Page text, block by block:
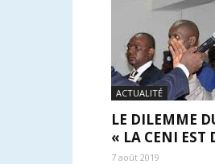
ACTUALITÉ
LE DILEMME
« LA CENI EST
7 août 2019